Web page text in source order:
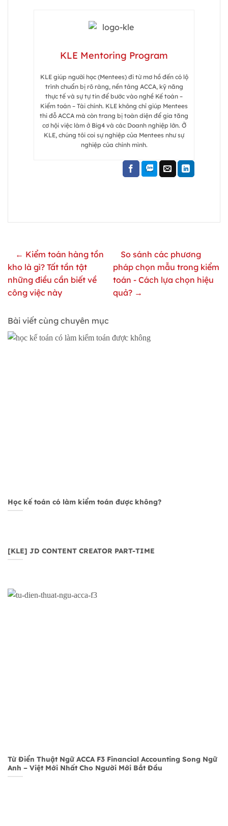
KLE Mentoring Program
KLE giúp người học (Mentees) đi từ mơ hồ đến có lộ
trình chuẩn bị rõ ràng, nền tảng ACCA, kỹ năng
thực tế và sự tự tin để bước vào nghề Kế toán –
Kiểm toán – Tài chính. KLE không chỉ giúp Mentees
thi đỗ ACCA mà còn trang bị toàn diện để gia tăng
cơ hội việc làm ở Big4 và các Doanh nghiệp lớn. Ở
KLE, chúng tôi coi sự nghiệp của Mentees như sự
nghiệp của chính mình.
← Kiểm toán hàng tồn
kho là gì? Tất tần tật
những điều cần biết về
công việc này
So sánh các phương
pháp chọn mẫu trong kiểm
toán - Cách lựa chọn hiệu
quả? →
Bài viết cùng chuyên mục
Học kế toán có làm kiểm toán được không?
[KLE] JD CONTENT CREATOR PART-TIME
Từ Điển Thuật Ngữ ACCA F3 Financial Accounting Song Ngữ
Anh – Việt Mới Nhất Cho Người Mới Bắt Đầu